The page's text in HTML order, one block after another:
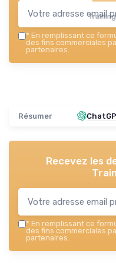
* En remplissant ce
des fins commerciales
partenaires.
Résumer
Recevez les
* En remplissant ce
des fins commerciales
partenaires.